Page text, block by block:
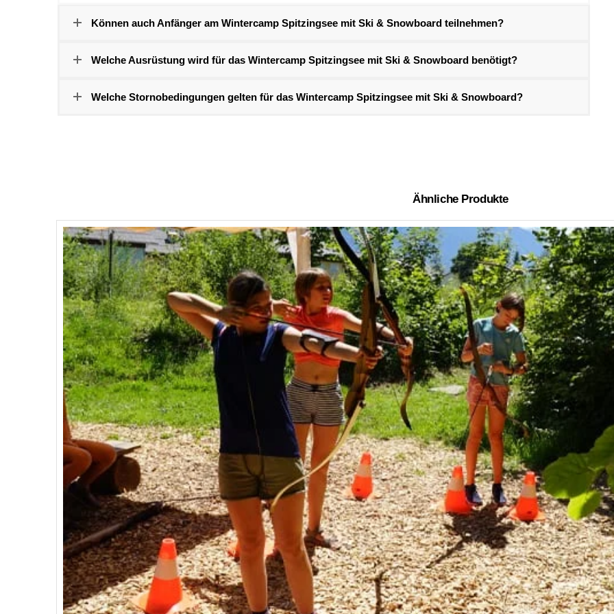
Können auch Anfänger am Wintercamp Spitzingsee mit Ski & Snowboard teilnehmen?
Welche Ausrüstung wird für das Wintercamp Spitzingsee mit Ski & Snowboard benötigt?
Welche Stornobedingungen gelten für das Wintercamp Spitzingsee mit Ski & Snowboard?
Ähnliche Produkte